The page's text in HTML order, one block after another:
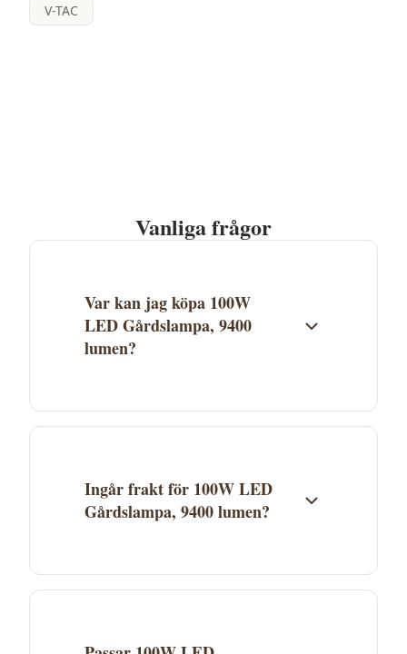
V-TAC
Vanliga frågor
Var kan jag köpa 100W
LED Gårdslampa, 9400
lumen?
P. Lindberg. Klicka på "Köp" för att gå
Lindberg.
Ingår frakt för 100W LED
Gårdslampa, 9400 lumen?
fraktvillkor. Se aktuella fraktuppgifter på